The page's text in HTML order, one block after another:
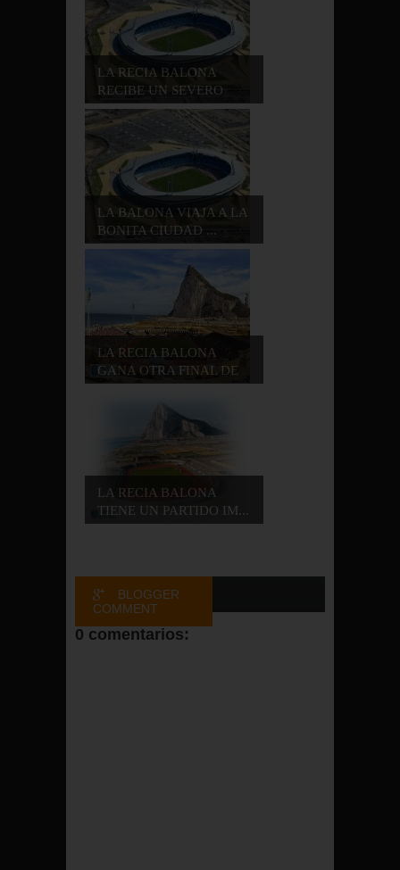
LA RECIA BALONA
RECIBE UN SEVERO
CO...
LA BALONA VIAJA A LA
BONITA CIUDAD ...
LA RECIA BALONA
GANA OTRA FINAL DE
...
LA RECIA BALONA
TIENE UN PARTIDO IM...
BLOGGER
COMMENT
FACEBOOK
0 comentarios: